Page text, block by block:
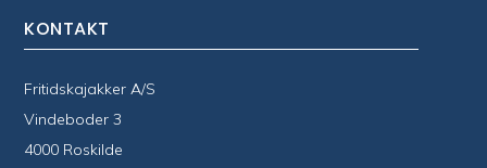
KONTAKT
Fritidskajakker A/S
Vindeboder 3
4000 Roskilde